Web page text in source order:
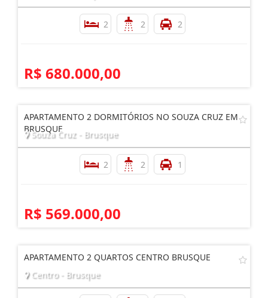
2 2 2
R$ 680.000,00
APARTAMENTO 2 DORMITÓRIOS NO SOUZA CRUZ EM
BRUSQUE
Souza Cruz - Brusque
2 2 1
R$ 569.000,00
APARTAMENTO 2 QUARTOS CENTRO BRUSQUE
Centro - Brusque